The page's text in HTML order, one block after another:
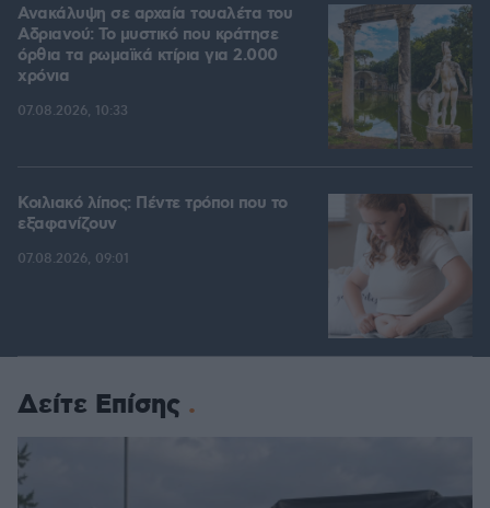
Ανακάλυψη σε αρχαία τουαλέτα του
Αδριανού: Το μυστικό που κράτησε
όρθια τα ρωμαϊκά κτίρια για 2.000
χρόνια
07.08.2026, 10:33
Κοιλιακό λίπος: Πέντε τρόποι που το
εξαφανίζουν
07.08.2026, 09:01
Δείτε Επίσης